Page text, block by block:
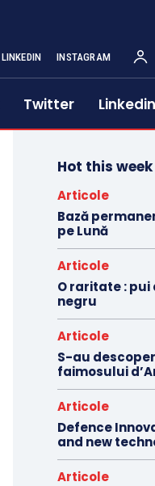
LINKEDIN INSTAGRAM
Twitter Linkedin
Hot this week
Articole
Bază
pe Lună
Articole
O raritate :
negru
Articole
S-au
faimosului
Articole
Defence
and new
Articole